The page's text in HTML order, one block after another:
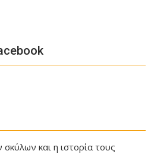
και η ιστορία τους